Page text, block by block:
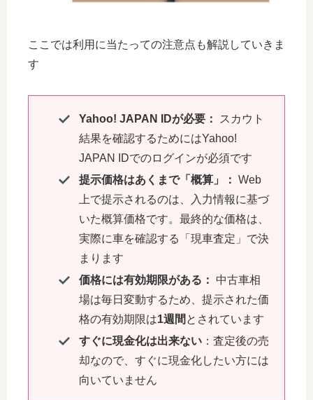
ここでは利用に当たっての注意点も解説していきま
す
Yahoo! JAPAN IDが必要：
スカウト
結果を確認するためにはYahoo!
JAPAN IDでのログインが必須です
提示価格はあくまで「概算」： Web
上で提示されるのは、入力情報に基づ
いた概算価格です。最終的な価格は、
実際に車を確認する「現車査定」で決
まります
価格には有効期限がある：
中古車相
場は毎日変動するため、提示された価
格の有効期限は1週間 とされています
すぐに現金化は出来ない：査定後の売
却なので、すぐに現金化したい方には
向いていません